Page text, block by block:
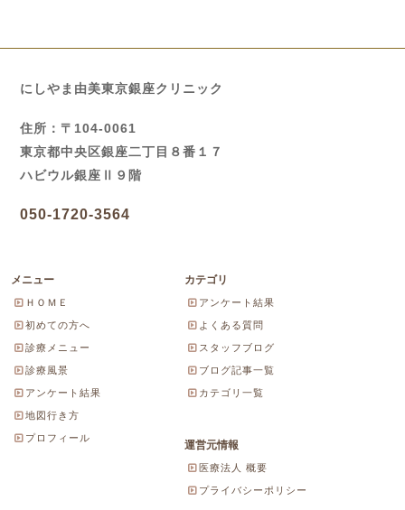
にしやま由美東京銀座クリニック
住所：〒104-0061
東京都中央区銀座二丁目８番１７
ハビウル銀座Ⅱ９階
050-1720-3564
メニュー
ＨＯＭＥ
初めての方へ
診療メニュー
診療風景
アンケート結果
地図行き方
プロフィール
カテゴリ
アンケート結果
よくある質問
スタッフブログ
ブログ記事一覧
カテゴリ一覧
運営元情報
医療法人 概要
プライバシーポリシー